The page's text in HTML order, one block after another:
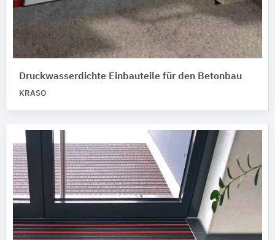
Druckwasserdichte Einbauteile für den Betonbau
KRASO